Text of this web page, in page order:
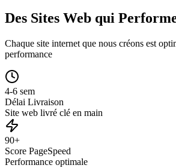
Des Sites Web qui
Chaque site internet que nous créons est
performance
4-6 sem
Délai Livraison
Site web livré clé en main
90+
Score PageSpeed
Performance optimale